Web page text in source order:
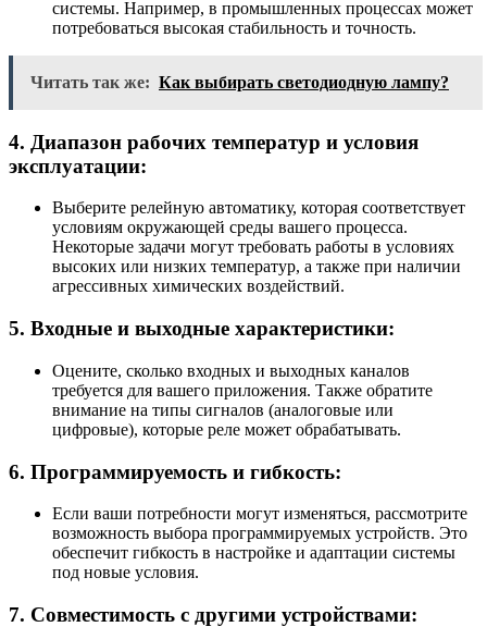
системы. Например, в промышленных процессах может
потребоваться высокая стабильность и точность.
Читать так же: Как выбирать светодиодную лампу?
4. Диапазон рабочих температур и условия
эксплуатации:
Выберите релейную автоматику, которая соответствует
условиям окружающей среды вашего процесса.
Некоторые задачи могут требовать работы в условиях
высоких или низких температур, а также при наличии
агрессивных химических воздействий.
5. Входные и выходные характеристики:
Оцените, сколько входных и выходных каналов
требуется для вашего приложения. Также обратите
внимание на типы сигналов (аналоговые или
цифровые), которые реле может обрабатывать.
6. Программируемость и гибкость:
Если ваши потребности могут изменяться, рассмотрите
возможность выбора программируемых устройств. Это
обеспечит гибкость в настройке и адаптации системы
под новые условия.
7. Совместимость с другими устройствами: